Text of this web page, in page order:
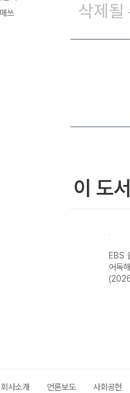
삭제될
이 도
EBS
어독
회사소개 언론보도 사회공헌